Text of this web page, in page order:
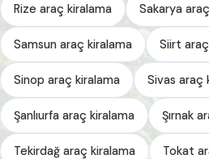
Rize araç kiralama Sakarya
Samsun araç kiralama Siirt
Sinop araç kiralama Sivas araç
Şanlıurfa araç kiralama Şırnak
Tekirdağ araç kiralama Tokat